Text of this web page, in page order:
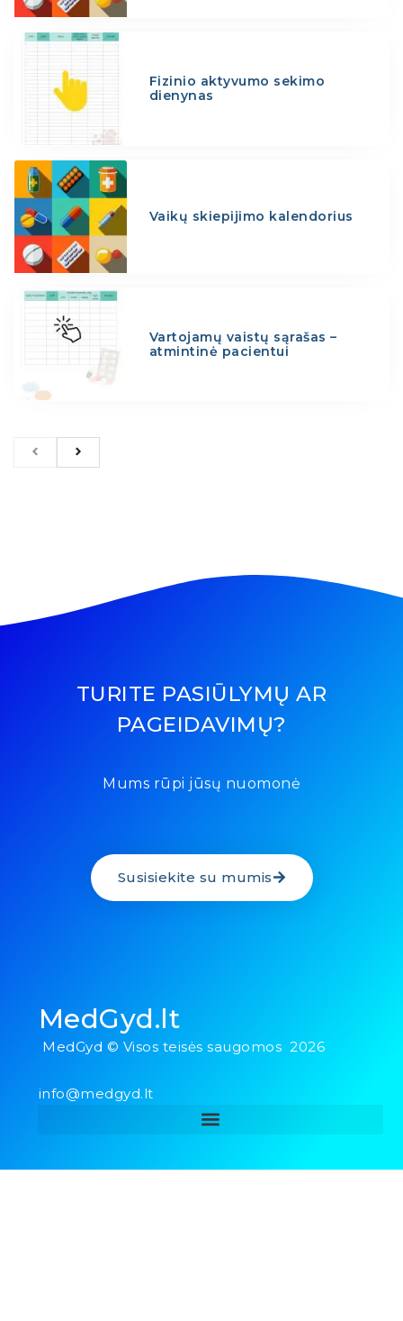
Fizinio aktyvumo sekimo
dienynas
Vaikų skiepijimo kalendorius
Vartojamų vaistų sąrašas –
atmintinė pacientui
TURITE PASIŪLYMŲ AR
PAGEIDAVIMŲ?
Mums rūpi jūsų nuomonė
Susisiekite su mumis
MedGyd.lt
MedGyd © Visos teisės saugomos 2026
info@medgyd.lt